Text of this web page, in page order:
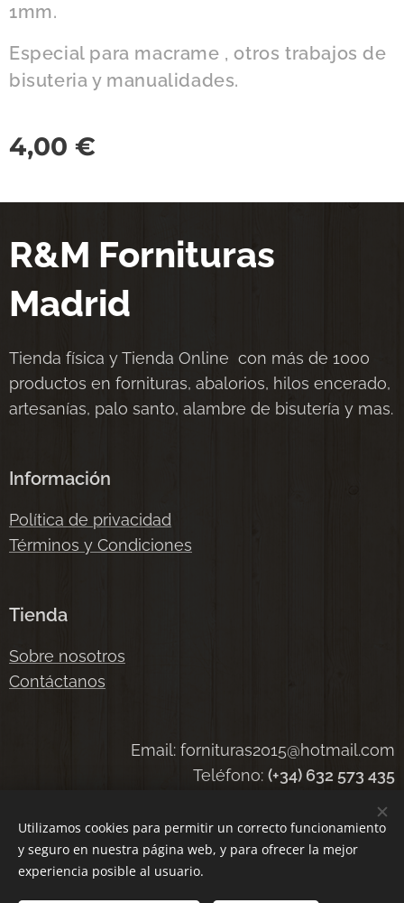
1mm.
Especial para macrame , otros trabajos de
bisuteria y manualidades.
4,00 €
R&M Fornituras
Madrid
Tienda física y Tienda Online con más de 1000
productos en fornituras, abalorios, hilos encerado,
artesanías, palo santo, alambre de bisutería y mas.
Información
Política de privacidad
Términos y Condiciones
Tienda
Sobre nosotros
Contáctanos
Email: fornituras2015@hotmail.com
Teléfono: (+34) 632 573 435
Cookies
Utilizamos cookies para permitir un correcto funcionamiento
y seguro en nuestra página web, y para ofrecer la mejor
experiencia posible al usuario.